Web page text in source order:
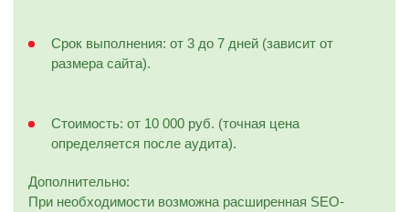
Срок выполнения: от 3 до 7 дней (зависит от
размера сайта).
Стоимость: от 10 000 руб. (точная цена
определяется после аудита).
Дополнительно:
При необходимости возможна расширенная SEO-